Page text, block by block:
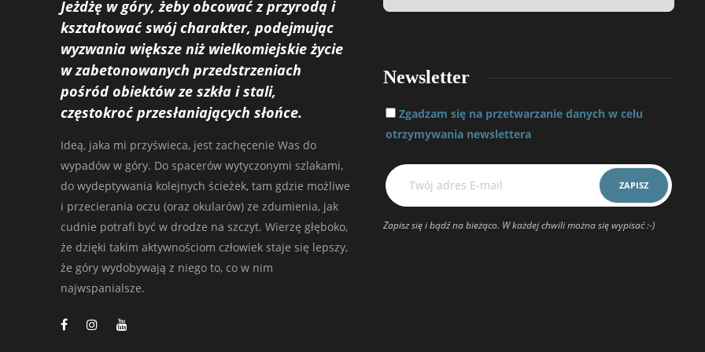
Jeżdżę w góry, żeby obcować z przyrodą i
kształtować swój charakter, podejmując
wyzwania większe niż wielkomiejskie życie
w zabetonowanych przedstrzeniach
pośród obiektów ze szkła i stali,
częstokroć przesłaniających słońce.
Ideą, jaka mi przyświeca, jest zachęcenie Was do
wypadów w góry. Do spacerów wytyczonymi szlakami,
do wydeptywania kolejnych ścieżek, tam gdzie możliwe
i przecierania oczu (oraz okularów) ze zdumienia, jak
cudnie potrafi być w drodze na szczyt. Wierzę głęboko,
że dzięki takim aktywnościom człowiek staje się lepszy,
że góry wydobywają z niego to, co w nim
najwspanialsze.
Newsletter
Zgadzam się na przetwarzanie danych w celu
otrzymywania newslettera
Zapisz się i bądź na bieżąco. W każdej chwili można się wypisać :-)